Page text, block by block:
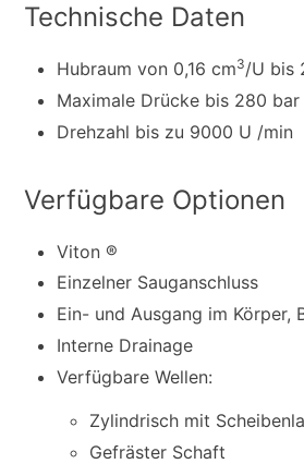
Technische Daten
Hubraum von 0,16 cm3/U bis
Maximale Drücke bis 280 bar
Drehzahl bis zu 9000 U /min
Verfügbare Optionen
Viton ®
Einzelner Sauganschluss
Ein- und Ausgang im Körper,
Interne Drainage
Verfügbare Wellen:
Zylindrisch mit
Gefräster Schaft